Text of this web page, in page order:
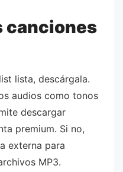
canciones
lista, descárgala.
audios como tonos
descargar
premium. Si no,
externa para
MP3.